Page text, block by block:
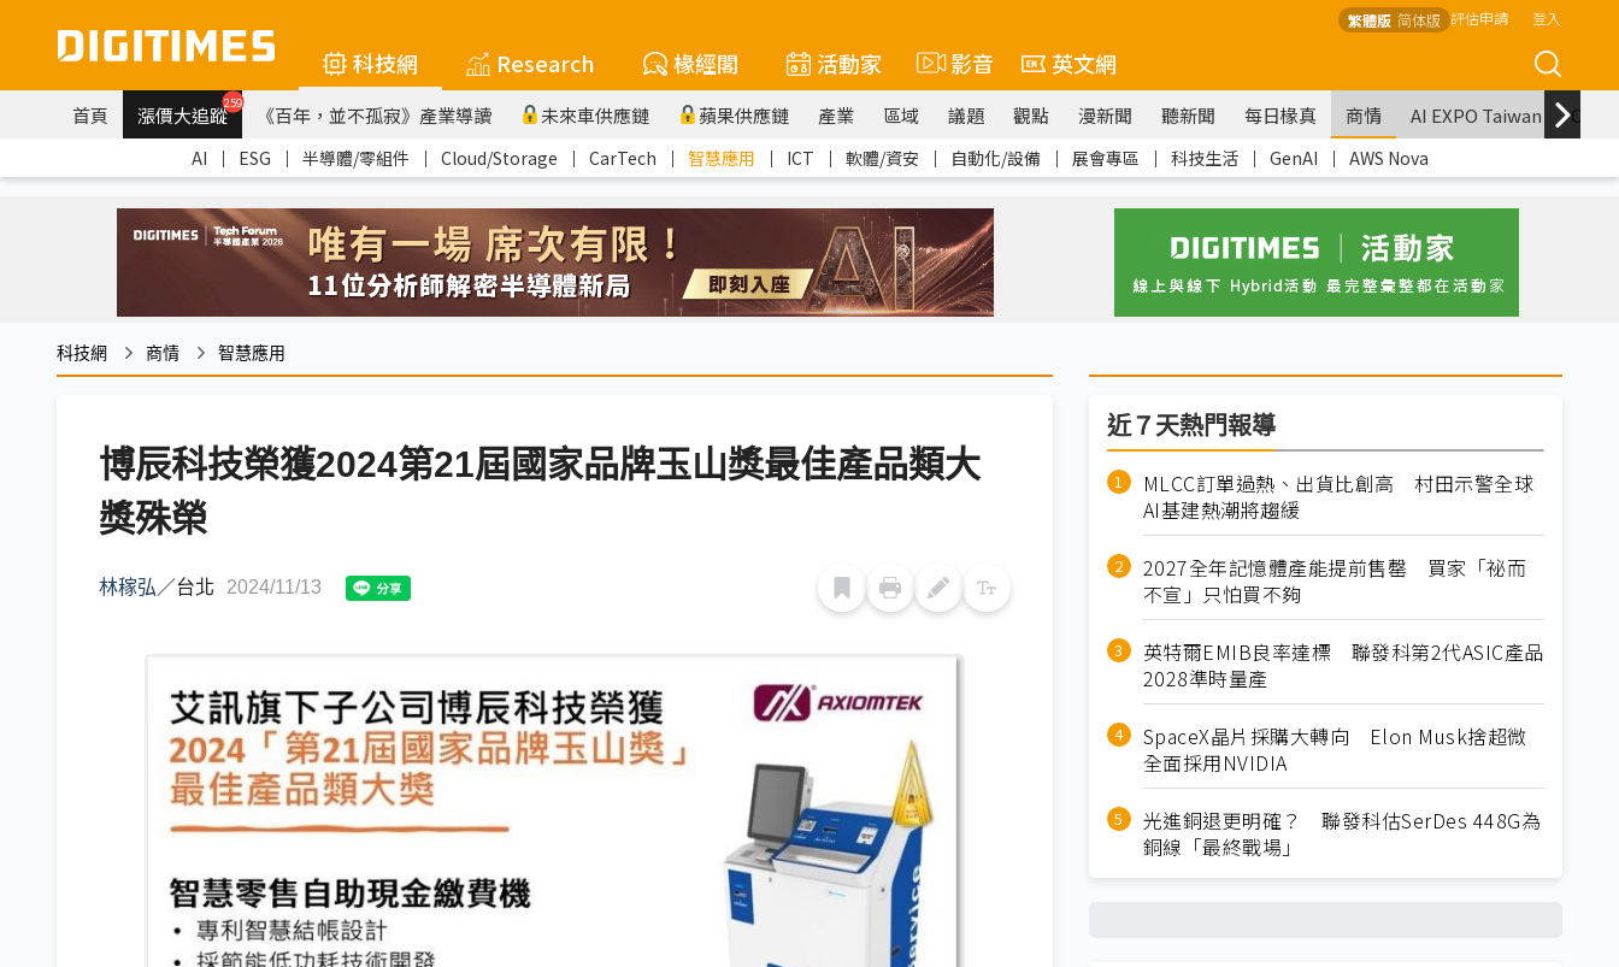
繁體版 简体版 評估申請 登入
科技網 Research 椽經閣 活動家 影音 英文網
首頁 漲價大追蹤259 《百年，並不孤寂》產業導讀 未來車供應鏈 蘋果供應鏈 產業 區域 議題 觀點 漫新聞 聽新聞 每日椽真 商情 AI EXPO Taiwan
AI ｜ ESG ｜ 半導體/零組件 ｜ Cloud/Storage ｜ CarTech ｜ 智慧應用 ｜ ICT ｜ 軟體/資安 ｜ 自動化/設備 ｜ 展會專區 ｜ 科技生活 ｜ GenAI ｜ AWS Nova
科技網 商情 智慧應用
博辰科技榮獲2024第21屆國家品牌玉山獎最佳產品類大
獎殊榮
林稼弘 ／台北 2024/11/13
近７天熱門報導
MLCC訂單過熱、出貨比創高 村田示警全球
AI基建熱潮將趨緩
2027全年記憶體產能提前售罄 買家「祕而
不宣」只怕買不夠
英特爾EMIB良率達標 聯發科第2代ASIC產品
2028準時量產
SpaceX晶片採購大轉向 Elon Musk捨超微
全面採用NVIDIA
光進銅退更明確？ 聯發科估SerDes 448G為
銅線「最終戰場」